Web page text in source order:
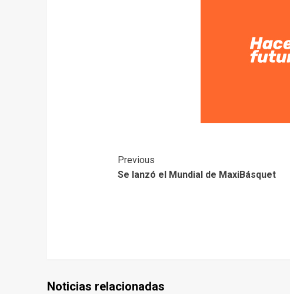
Previous
Se lanzó el Mundial de MaxiBásquet
Noticias relacionadas